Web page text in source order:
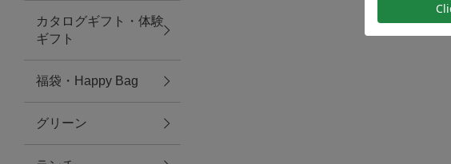
ウエア
レイングッズ
アクセサリー
カタログギフト・体験
ギフト
福袋・Happy Bag
グリーン